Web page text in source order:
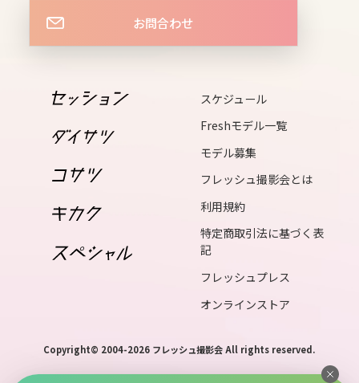
16
wed
thu
fri
19
sat
20
tue
23
お問合わせ
スケジュール
Freshモデル一覧
モデル募集
フレッシュ撮影会とは
利用規約
特定商取引法に基づく表
記
フレッシュプレス
オンラインストア
Copyright© 2004-2026 フレッシュ撮影会 All rights reserved.